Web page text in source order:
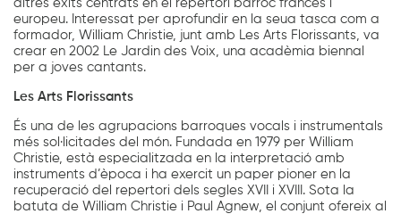
altres èxits centrats en el repertori barroc francés i
europeu. Interessat per aprofundir en la seua tasca com a
formador, William Christie, junt amb Les Arts Florissants, va
crear en 2002 Le Jardin des Voix, una acadèmia biennal
per a joves cantants.
Les Arts Florissants
És una de les agrupacions barroques vocals i instrumentals
més sol·licitades del món. Fundada en 1979 per William
Christie, està especialitzada en la interpretació amb
instruments d’època i ha exercit un paper pioner en la
recuperació del repertori dels segles XVII i XVIII. Sota la
batuta de William Christie i Paul Agnew, el conjunt ofereix al